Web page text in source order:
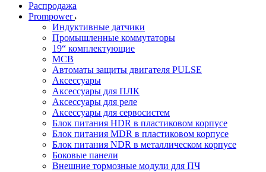
Распродажа
Prompower
Индуктивные датчики
Промышленные коммутаторы
19“ комплектующие
MCB
Автоматы защиты двигателя PULSE
Аксессуары
Аксессуары для ПЛК
Аксессуары для реле
Аксессуары для сервосистем
Блок питания HDR в пластиковом корпусе
Блок питания MDR в пластиковом корпусе
Блок питания NDR в металлическом корпусе
Боковые панели
Внешние тормозные модули для ПЧ